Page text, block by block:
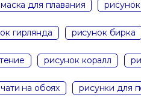
для плавания
гирлянда рисунок бирка
рисунок коралл
на обоях рисунки для